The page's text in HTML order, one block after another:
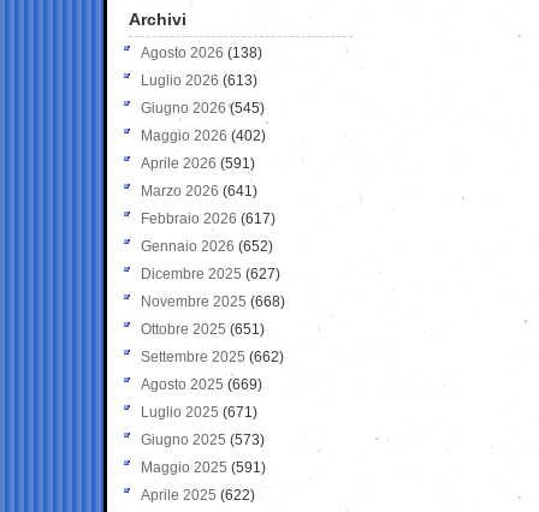
Archivi
Agosto 2026 (138)
Luglio 2026 (613)
Giugno 2026 (545)
Maggio 2026 (402)
Aprile 2026 (591)
Marzo 2026 (641)
Febbraio 2026 (617)
Gennaio 2026 (652)
Dicembre 2025 (627)
Novembre 2025 (668)
Ottobre 2025 (651)
Settembre 2025 (662)
Agosto 2025 (669)
Luglio 2025 (671)
Giugno 2025 (573)
Maggio 2025 (591)
Aprile 2025 (622)